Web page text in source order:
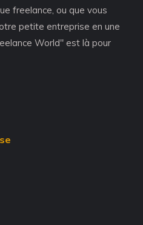
freelance, ou que vous
petite entreprise en une
World" est là pour